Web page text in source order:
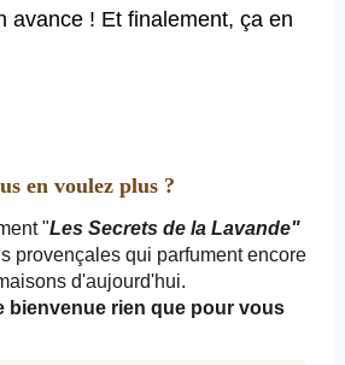
avance ! Et finalement, ça en
en voulez plus ?
"Les Secrets de la Lavande"
provençales qui parfument encore
d'aujourd'hui.
bienvenue rien que pour vous